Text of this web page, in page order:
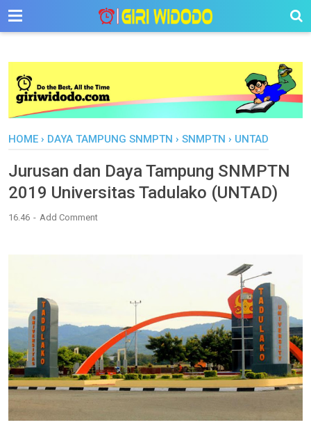
-->
HOME › DAYA TAMPUNG SNMPTN › SNMPTN › UNTAD
Jurusan dan Daya Tampung SNMPTN
2019 Universitas Tadulako (UNTAD)
16.46 Add Comment